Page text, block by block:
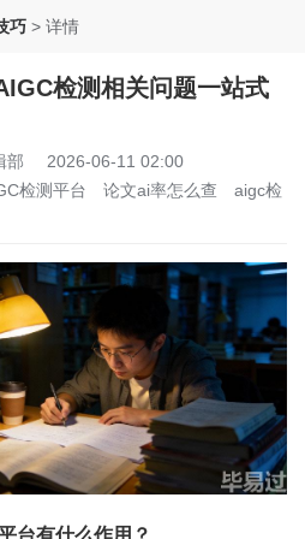
巧 > 详情
检测相关问题一站式
部
2026-06-11 02:00
检测平台 论文ai率怎么查
aigc检